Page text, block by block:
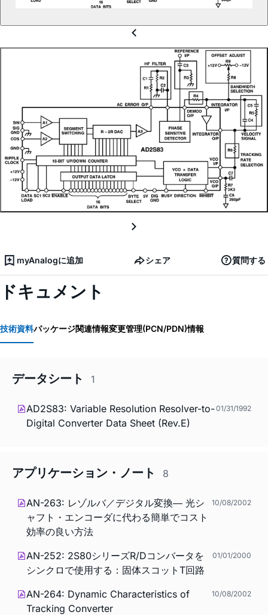
myAnalogに追加 シェア 質問する
ドキュメント
技術資料パッケージ関連情報変更管理(PCN/PDN)情報
データシート 1
AD2S83: Variable Resolution Resolver-to-
Digital Converter Data Sheet (Rev.E)
01/31/1992
アプリケーション・ノート 8
AN-263: レゾルバ／デジタル変換― 光シ
ャフト・エンコーダに代わる簡単でコスト
効率の良い方法
10/08/2002
AN-252: 2S80シリーズR/Dコンバータを
シンクロで使用する：固体スコットT回路
01/01/2000
AN-264: Dynamic Characteristics of
Tracking Converter
10/08/2002